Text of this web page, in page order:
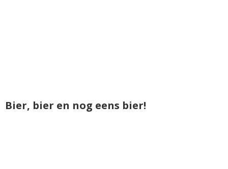
Bier, bier en nog eens bier!